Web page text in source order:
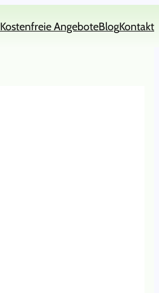
Kostenfreie AngeboteBlogKontakt